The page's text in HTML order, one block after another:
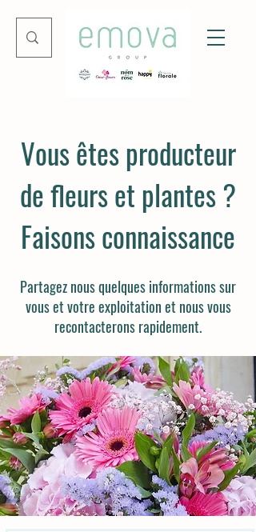
Vous êtes producteur
de fleurs et plantes ?
Faisons connaissance
Partagez nous quelques informations sur
vous et votre exploitation et nous vous
recontacterons rapidement.